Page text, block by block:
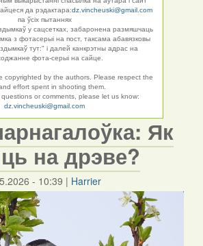
да рэдактара:dz.vincheuski@gmail.com
па ўсіх пытаннях
у сацсетках, забаронена размяшчаць
з фотасерыі на пост, таксама абавязковы
тут:" і далей канкрэтны адрас на
фота-серыі на сайце.
copyrighted by the authors. Please respect the
effort spent in shooting them.
or comments, please let us know:
dz.vincheuski@gmail.com
Як
на дрэве?
- 10:39 | Harrier